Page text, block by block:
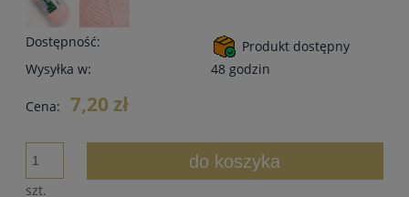
Dostępność:
Produkt dostępny
Wysyłka w:
48 godzin
Cena: 7,20 zł
szt.
do koszyka